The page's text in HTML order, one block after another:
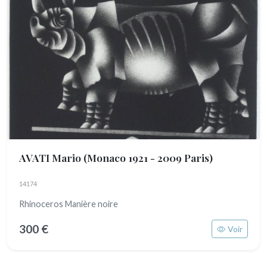
AVATI Mario (Monaco 1921 - 2009 Paris)
14174
Rhinoceros Manière noire
300 € Voir